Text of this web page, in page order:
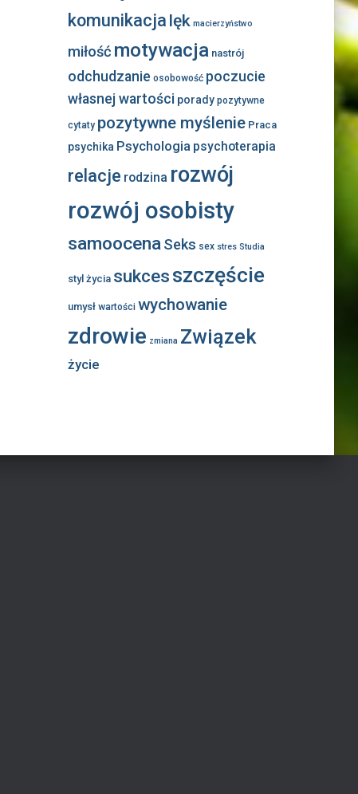
komunikacja lęk macierzyństwo
miłość motywacja nastrój
odchudzanie osobowość poczucie
własnej wartości porady pozytywne
cytaty pozytywne myślenie Praca
psychika Psychologia psychoterapia
relacje rodzina rozwój
rozwój osobisty
samoocena Seks sex stres Studia
styl życia sukcesszczęście
umysł wartości wychowanie
zdrowie zmiana Związek
życie